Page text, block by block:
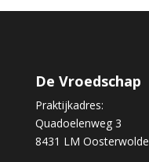
De Vroedschap
Praktijkadres:
Quadoelenweg 3
8431 LM Oosterwolde